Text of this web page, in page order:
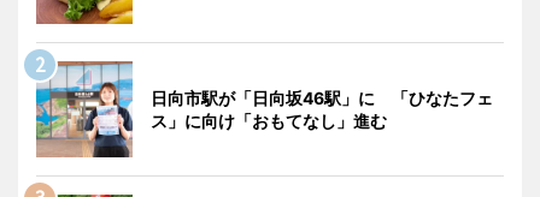
日向市駅が「日向坂46駅」に 「ひなたフェ
ス」に向け「おもてなし」進む